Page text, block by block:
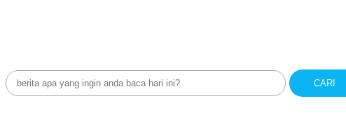
Search
for:
CARI